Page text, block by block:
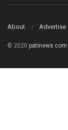
About Advertise
© 2020 patinews.com